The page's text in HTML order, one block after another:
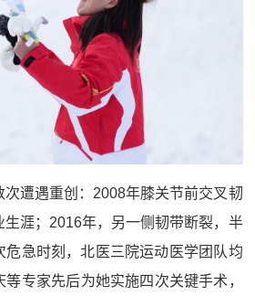
次遭遇重创：2008年膝关节前交叉韧
涯；2016年，另一侧韧带断裂，半
危急时刻，北医三院运动医学团队均
专家先后为她实施四次关键手术，